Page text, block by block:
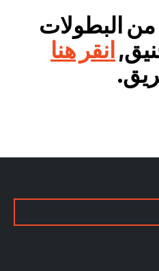
من البطولات
انقر هنا